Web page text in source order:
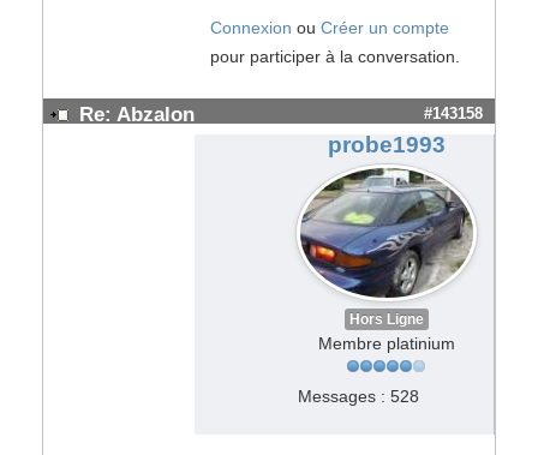
Connexion ou Créer un compte
pour participer à la conversation.
Re: Abzalon #143158
probe1993
Hors Ligne
Membre platinium
Messages : 528